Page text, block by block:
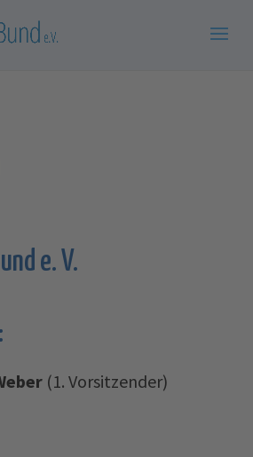
e. V.
(1. Vorsitzender)